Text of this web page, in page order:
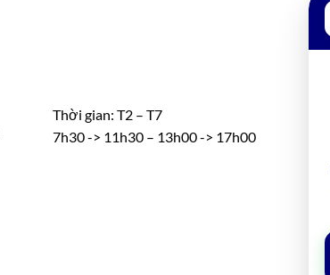
Thời gian: T2 – T7
7h30 -> 11h30 – 13h00 -> 17h00